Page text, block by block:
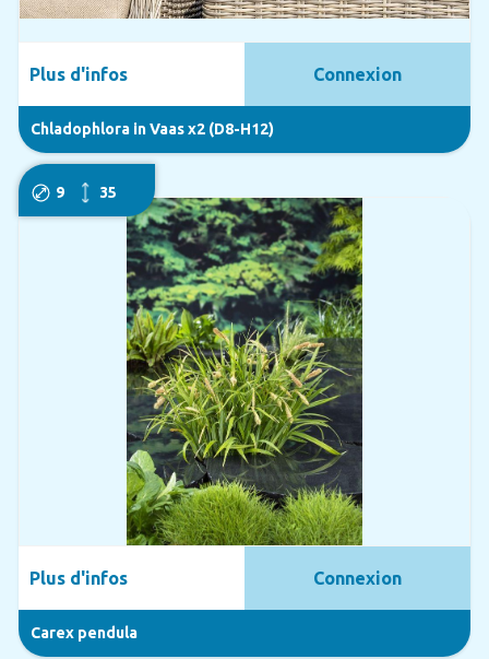
Chladophlora in Vaas x2 (D8-H12)
Plus d'infos Connexion
9 35
Carex pendula
Plus d'infos Connexion